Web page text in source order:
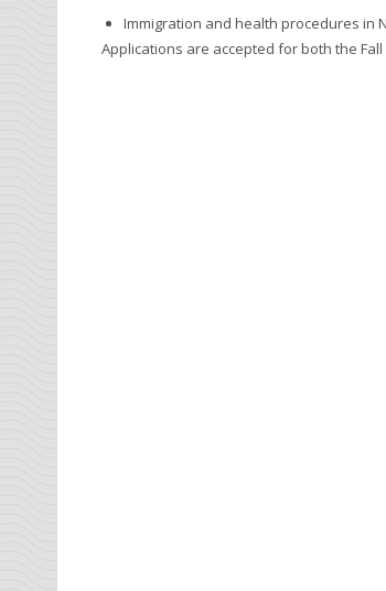
Immigration and health procedures in
Applications are accepted for both the